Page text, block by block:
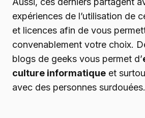
expériences de l’utilisation de
et licences afin de vous
convenablement votre choix.
blogs de geeks vous permet d’
culture informatique et
avec des personnes surdouées.